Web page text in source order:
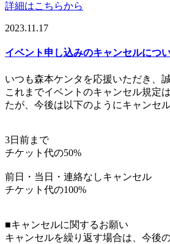
詳細はこちらから
2023.11.17
イベント申し込みのキャンセルにつ
いつも森本ケンタを応援いただき、
これまでイベントのキャンセル規定
たが、今後は以下のようにキャンセ
3日前まで
チケット代の50%
前日・当日・連絡なしキャンセル
チケット代の100%
■キャンセルに関するお願い
キャンセルを繰り返す場合は、今後